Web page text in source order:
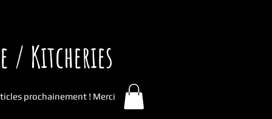
/ Kitcheries
prochainement ! Merci